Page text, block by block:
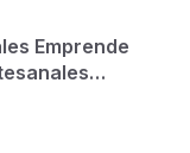
Emprende